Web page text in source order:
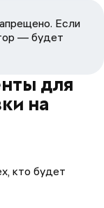
Если
— будет
для
на
кто будет